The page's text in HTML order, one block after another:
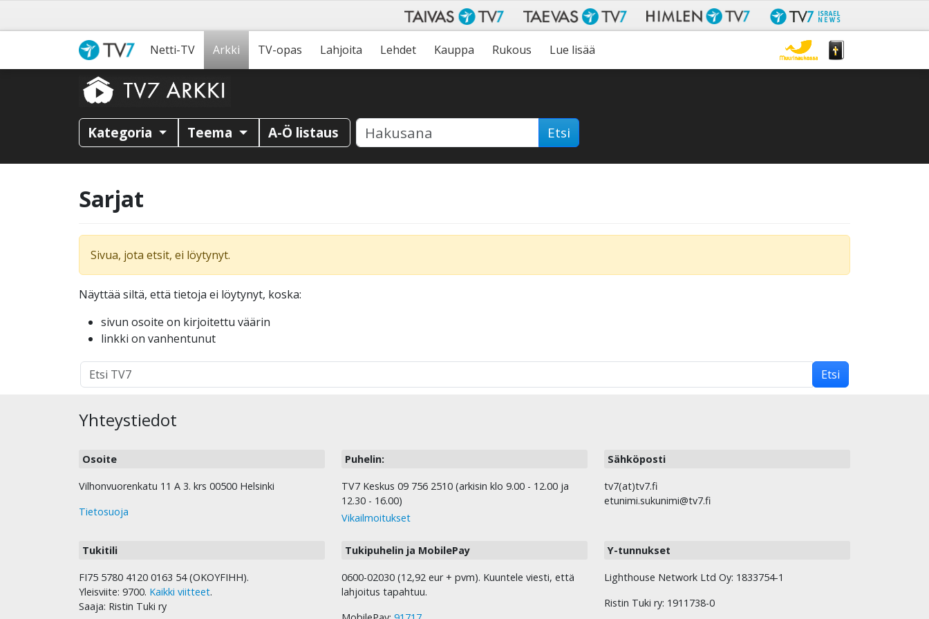
Netti-TV Arkki TV-opas Lahjoita Lehdet Kauppa Rukous Lue lisää
Kategoria Teema A-Ö listaus Etsi
Sarjat
Sivua, jota etsit, ei löytynyt.
Näyttää siltä, että tietoja ei löytynyt, koska:
sivun osoite on kirjoitettu väärin
linkki on vanhentunut
Hakutulokset
haulle:
Etsi
Yhteystiedot
Osoite
Vilhonvuorenkatu 11 A 3. krs 00500 Helsinki
Tietosuoja
Puhelin:
TV7 Keskus 09 756 2510 (arkisin klo 9.00 - 12.00 ja
12.30 - 16.00)
Vikailmoitukset
Sähköposti
tv7(at)tv7.fi
etunimi.sukunimi@tv7.fi
Tukitili
FI75 5780 4120 0163 54 (OKOYFIHH).
Yleisviite: 9700. Kaikki viitteet.
Saaja: Ristin Tuki ry
Tukipuhelin ja MobilePay
0600-02030 (12,92 eur + pvm). Kuuntele viesti, että
lahjoitus tapahtuu.
Y-tunnukset
Lighthouse Network Ltd Oy: 1833754-1
Ristin Tuki ry: 1911738-0